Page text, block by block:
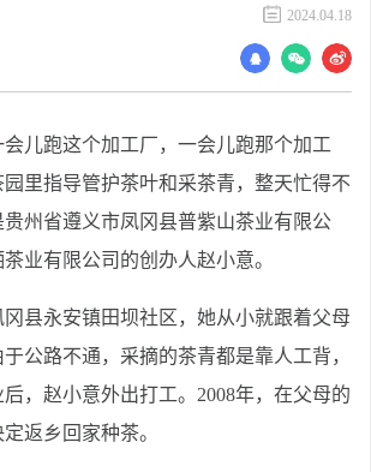
2024.04.18
儿跑这个加工厂，一会儿跑那个加工
里指导管护茶叶和采茶青，整天忙得不
州省遵义市凤冈县普紫山茶业有限公
业有限公司的创办人赵小意。
县永安镇田坝社区，她从小就跟着父母
公路不通，采摘的茶青都是靠人工背，
，赵小意外出打工。2008年，在父母的
返乡回家种茶。